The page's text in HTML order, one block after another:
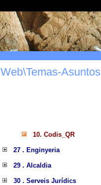
Web\Temas-Asuntos
10. Codis_QR
27 . Enginyeria
29 . Alcaldia
30 . Serveis Jurídics